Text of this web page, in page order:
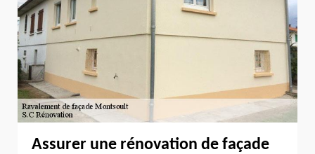
Assurer une rénovation de façade